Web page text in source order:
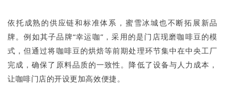
依托成熟的供应链和标准体系，蜜雪冰城也不断拓展新品
牌。例如其子品牌“幸运咖”，采用的是门店现磨咖啡豆的模
式，但通过将咖啡豆的烘焙等前期处理环节集中在中央工厂
完成，确保了原料品质的一致性。降低了设备与人力成本，
让咖啡门店的开设更加高效便捷。